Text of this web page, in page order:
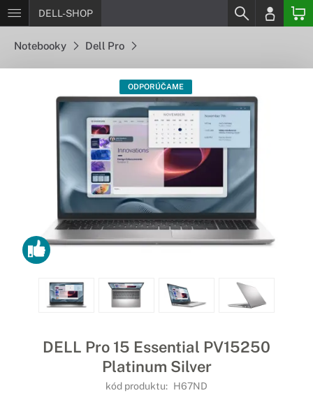
DELL-SHOP
Notebooky Dell Pro
ODPORÚČAME
DELL Pro 15 Essential PV15250
Platinum Silver
kód produktu: H67ND